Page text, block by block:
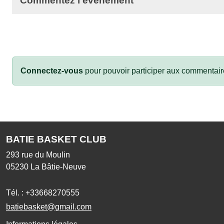
Connectez-vous pour pouvoir participer aux
BATIE BASKET CLUB
293 rue du Moulin
05230 La Bâtie-Neuve
Tél. : +33668270555
batiebasket@gmail.com